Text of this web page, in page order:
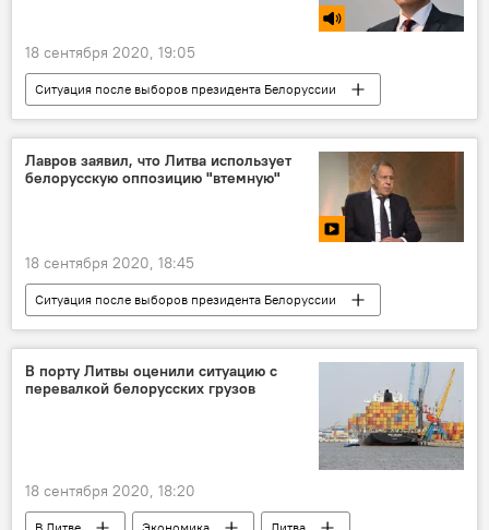
18 сентября 2020, 19:05
Ситуация после выборов президента Белоруссии
Радио
Белоруссия
Венесуэла
Николас Мадуро
Лавров заявил, что Литва использует
белорусскую оппозицию "втемную"
18 сентября 2020, 18:45
Ситуация после выборов президента Белоруссии
Видео
Мультимедиа
Россия
Белоруссия
Александр Лукашенко
В порту Литвы оценили ситуацию с
перевалкой белорусских грузов
18 сентября 2020, 18:20